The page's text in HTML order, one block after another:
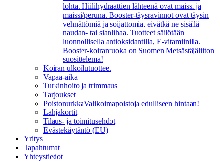
lohta. Hiilihydraattien lähteenä ovat maissi ja
maissi/peruna. Booster-täysravinnot ovat täysin
vehnättömiä ja soijattomia, eivätkä ne sisällä
naudan- tai sianlihaa. Tuotteet säilötään
luonnollisella antioksidantilla, E-vitamiinilla.
Booster-koiranruoka on Suomen Metsästäjäliiton
suosittelema!
Koiran ulkoilutuotteet
Vapaa-aika
Turkinhoito ja trimmaus
Tarjoukset
PoistonurkkaValikoimapoistoja edulliseen hintaan!
Lahjakortit
Tilaus- ja toimitusehdot
Evästekäytäntö (EU)
Yritys
Tapahtumat
Yhteystiedot